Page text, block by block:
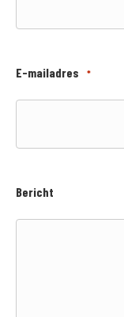
E-mailadres *
Bericht